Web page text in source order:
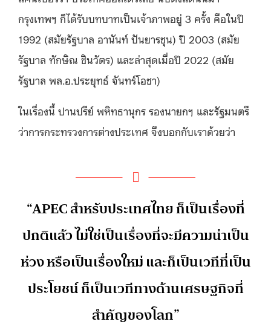
กรุงเทพฯ ก็ได้รับบทบาทเป็นเจ้าภาพอยู่ 3 ครั้ง คือในปี
1992 (สมัยรัฐบาล อานันท์ ปันยารชุน) ปี 2003 (สมัย
รัฐบาล ทักษิณ ชินวัตร) และล่าสุดเมื่อปี 2022 (สมัย
รัฐบาล พล.อ.ประยุทธ์ จันทร์โอชา)
ในเรื่องนี้ ปานปรีย์ พหิทธานุกร รองนายกฯ และรัฐมนตรี
ว่าการกระทรวงการต่างประเทศ จึงบอกกับเราด้วยว่า
“APEC สำหรับประเทศไทย ก็เป็นเรื่องที่
ปกติแล้ว ไม่ใช่เป็นเรื่องที่จะมีความน่าเป็น
ห่วง หรือเป็นเรื่องใหม่ และก็เป็นเวทีที่เป็น
ประโยชน์ ก็เป็นเวทีทางด้านเศรษฐกิจที่
สำคัญของโลก”